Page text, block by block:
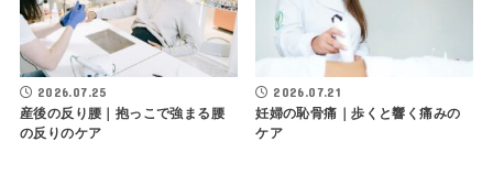
2026.07.25
産後の反り腰｜抱っこで強まる腰
の反りのケア
2026.07.21
妊婦の恥骨痛｜歩くと響く痛みの
ケア